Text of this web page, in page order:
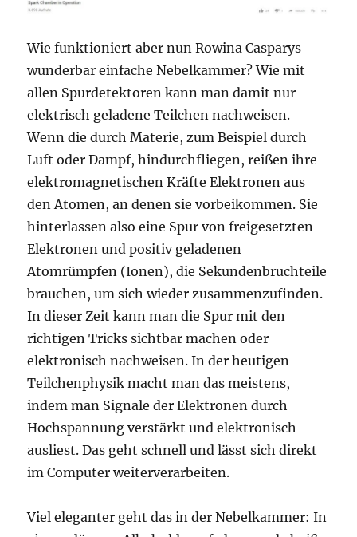
Wie funktioniert aber nun Rowina Casparys
wunderbar einfache Nebelkammer? Wie mit
allen Spurdetektoren kann man damit nur
elektrisch geladene Teilchen nachweisen.
Wenn die durch Materie, zum Beispiel durch
Luft oder Dampf, hindurchfliegen, reißen ihre
elektromagnetischen Kräfte Elektronen aus
den Atomen, an denen sie vorbeikommen. Sie
hinterlassen also eine Spur von freigesetzten
Elektronen und positiv geladenen
Atomrümpfen (Ionen), die Sekundenbruchteile
brauchen, um sich wieder zusammenzufinden.
In dieser Zeit kann man die Spur mit den
richtigen Tricks sichtbar machen oder
elektronisch nachweisen. In der heutigen
Teilchenphysik macht man das meistens,
indem man Signale der Elektronen durch
Hochspannung verstärkt und elektronisch
ausliest. Das geht schnell und lässt sich direkt
im Computer weiterverarbeiten.
Viel eleganter geht das in der Nebelkammer: In